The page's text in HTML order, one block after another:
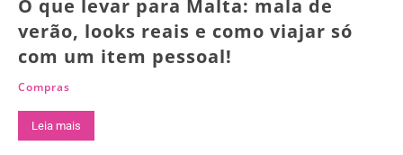
O que levar para Malta: mala de
verão, looks reais e como viajar só
com um item pessoal!
Compras
Leia mais